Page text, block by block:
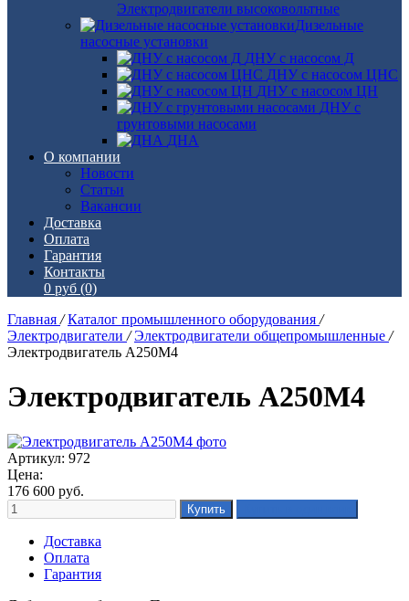
Электродвигатели высоковольтные
Дизельные
насосные установки
ДНУ с насосом Д
ДНУ с насосом ЦНС
ДНУ с насосом ЦН
ДНУ с
грунтовыми насосами
ДНА
О компании
Новости
Статьи
Вакансии
Доставка
Оплата
Гарантия
Контакты
0 руб (0)
Главная / Каталог промышленного оборудования /
Электродвигатели / Электродвигатели общепромышленные /
Электродвигатель А250М4
Электродвигатель А250М4
Артикул: 972
Цена:
176 600 руб.
Доставка
Оплата
Гарантия